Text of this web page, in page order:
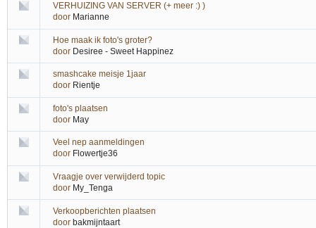
VERHUIZING VAN SERVER (+ meer :) )
door Marianne
Hoe maak ik foto's groter?
door Desiree - Sweet Happinez
smashcake meisje 1jaar
door Rientje
foto's plaatsen
door May
Veel nep aanmeldingen
door Flowertje36
Vraagje over verwijderd topic
door My_Tenga
Verkoopberichten plaatsen
door bakmijntaart